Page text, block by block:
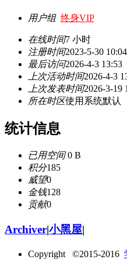
用户组 终身VIP
在线时间7 小时
注册时间2023-5-30 10:04
最后访问2026-4-3 13:53
上次活动时间2026-4-3
上次发表时间2026-3-19
所在时区使用系统默认
统计信息
已用空间0 B
积分185
威望0
金钱128
贡献0
Archiver|小黑屋|
Copyright ©2015-2016